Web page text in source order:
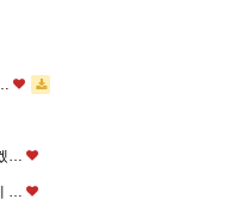
…
…